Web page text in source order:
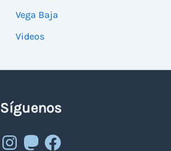
Vega Baja
Videos
Síguenos
Instagram
MastodonFacebook